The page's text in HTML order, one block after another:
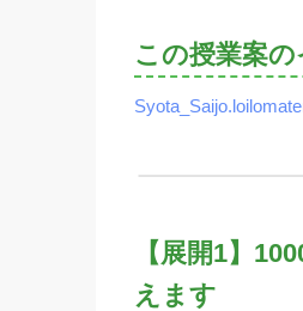
この授業案
【展開1】
えます